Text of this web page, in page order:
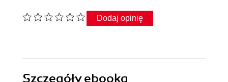
Dodaj opinię
Szczegółyebooka